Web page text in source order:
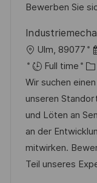
o
t
e
o
y
Bewerben Sie
L
o
c
a
t
i
o
n
Ulm, 89077
o
s
t
e
d
a
Full time
C
a
t
e
g
o
r
Wir suchen
unseren
und Löten an
an der
mitwirken.
Teil unseres